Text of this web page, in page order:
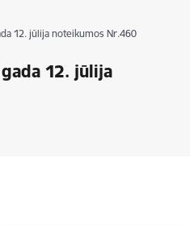
12. jūlija noteikumos Nr.460
12. jūlija